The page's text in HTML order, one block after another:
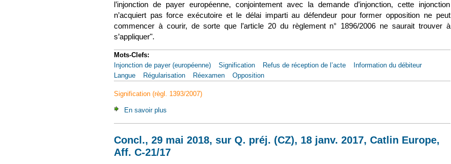
l’injonction de payer européenne, conjointement avec la demande d’injonction, cette injonction
n’acquiert pas force exécutoire et le délai imparti au défendeur pour former opposition ne peut
commencer à courir, de sorte que l’article 20 du règlement n° 1896/2006 ne saurait trouver à
s’appliquer".
Mots-Clefs:
Injonction de payer (européenne)
Signification Refus de réception de l’acte
Information du débiteur
Langue
Régularisation Réexamen Opposition
Signification (règl. 1393/2007)
En savoir plus
Concl., 29 mai 2018, sur Q. préj. (CZ), 18 janv. 2017, Catlin Europe,
Aff. C-21/17